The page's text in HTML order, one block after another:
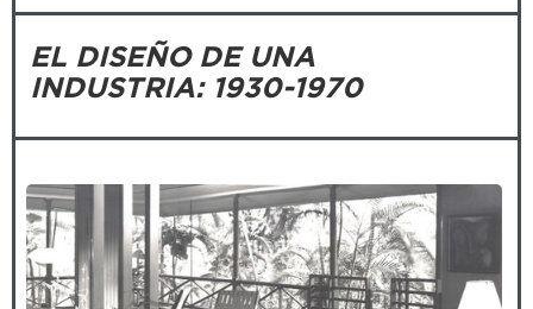
EL DISEÑO DE UNA
INDUSTRIA: 1930-1970